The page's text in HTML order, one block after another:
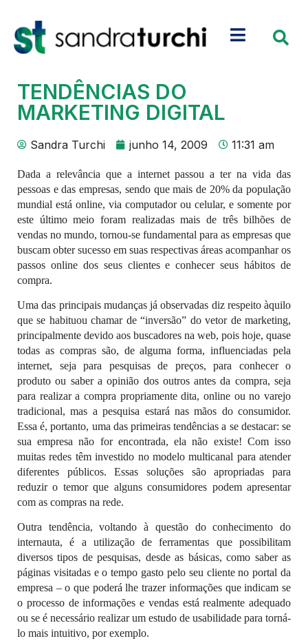
TENDÊNCIAS DO
MARKETING DIGITAL
Sandra Turchi junho 14, 2009 11:31 am
Dada a relevância que a internet passou a ter na vida das
pessoas e das empresas, sendo que mais de 20% da população
mundial está online, via computador ou celular, e somente por
este último meio foram realizadas mais de três bilhões de
vendas no mundo, tornou-se fundamental para as empresas que
buscam obter sucesso em suas respectivas áreas acompanhar os
passos online dos seus clientes e conhecer seus hábitos de
compra.
Uma das principais mudanças já observadas diz respeito àquilo
que se habituou chamar de “inversão” do vetor de marketing,
principalmente devido aos buscadores na web, pois hoje, quase
todas as compras são, de alguma forma, influenciadas pela
internet, seja para pesquisas de preços, para conhecer o
produto ou saber a opinião dos outros antes da compra, seja
para realizar a compra propriamente dita, online ou no varejo
tradicional, mas a pesquisa estará nas mãos do consumidor.
Essa é, portanto, uma das primeiras tendências a se destacar: se
sua empresa não for encontrada, ela não existe! Com isso
muitas redes têm investido no modelo multicanal para atender
diferentes públicos. Essas soluções são apropriadas para
reduzir o temor que alguns consumidores podem apresentar
com as compras na rede.
Outra tendência, voltando à questão do conhecimento do
internauta, é a utilização de ferramentas que possibilitam
diversos tipos de pesquisas, desde as básicas, como saber as
páginas visitadas e o tempo gasto pelo seu cliente no portal da
empresa – o que poderá lhe trazer informações que indicam se
o processo de informações e vendas está realmente adequado
ou se é necessário realizar um estudo de usabilidade para torná-
lo mais intuitivo, por exemplo.